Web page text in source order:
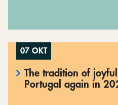
07 OKT
The tradition of
Portugal again in